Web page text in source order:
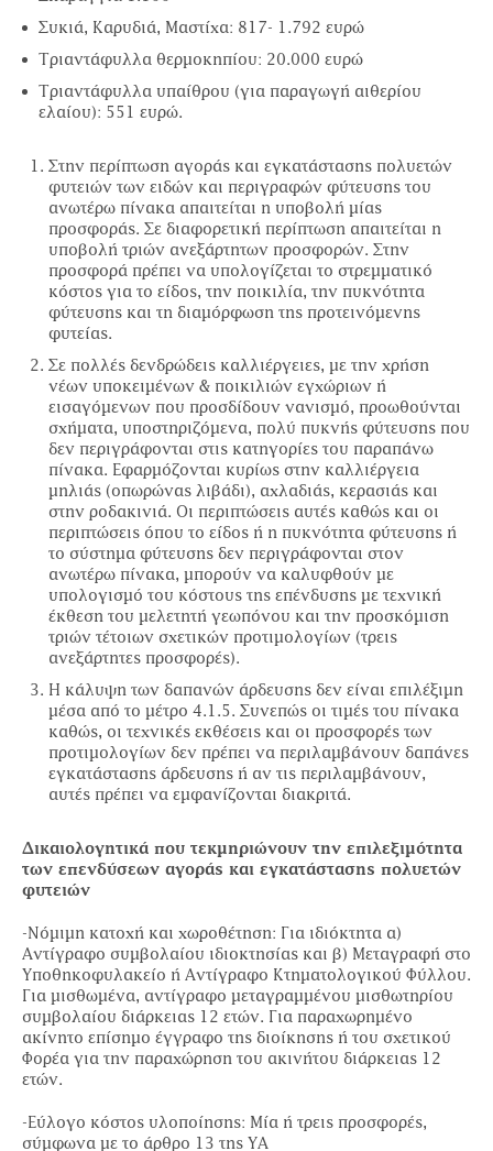
Συκιά, Καρυδιά, Μαστίχα: 817- 1.792 ευρώ
Τριαντάφυλλα θερµοκηπίου: 20.000 ευρώ
Τριαντάφυλλα υπαίθρου (για παραγωγή αιθερίου
ελαίου): 551 ευρώ.
Στην περίπτωση αγοράς και εγκατάστασης πολυετών
φυτειών των ειδών και περιγραφών φύτευσης του
ανωτέρω πίνακα απαιτείται η υποβολή μίας
προσφοράς. Σε διαφορετική περίπτωση απαιτείται η
υποβολή τριών ανεξάρτητων προσφορών. Στην
προσφορά πρέπει να υπολογίζεται το στρεμματικό
κόστος για το είδος, την ποικιλία, την πυκνότητα
φύτευσης και τη διαμόρφωση της προτεινόμενης
φυτείας.
Σε πολλές δενδρώδεις καλλιέργειες, με την χρήση
νέων υποκειμένων & ποικιλιών εγχώριων ή
εισαγόμενων που προσδίδουν νανισμό, προωθούνται
σχήματα, υποστηριζόμενα, πολύ πυκνής φύτευσης που
δεν περιγράφονται στις κατηγορίες του παραπάνω
πίνακα. Εφαρμόζονται κυρίως στην καλλιέργεια
μηλιάς (οπωρώνας λιβάδι), αχλαδιάς, κερασιάς και
στην ροδακινιά. Οι περιπτώσεις αυτές καθώς και οι
περιπτώσεις όπου το είδος ή η πυκνότητα φύτευσης ή
το σύστημα φύτευσης δεν περιγράφονται στον
ανωτέρω πίνακα, μπορούν να καλυφθούν με
υπολογισμό του κόστους της επένδυσης με τεχνική
έκθεση του μελετητή γεωπόνου και την προσκόμιση
τριών τέτοιων σχετικών προτιμολογίων (τρεις
ανεξάρτητες προσφορές).
Η κάλυψη των δαπανών άρδευσης δεν είναι επιλέξιμη
μέσα από το μέτρο 4.1.5. Συνεπώς οι τιμές του πίνακα
καθώς, οι τεχνικές εκθέσεις και οι προσφορές των
προτιμολογίων δεν πρέπει να περιλαμβάνουν δαπάνες
εγκατάστασης άρδευσης ή αν τις περιλαμβάνουν,
αυτές πρέπει να εμφανίζονται διακριτά.
Δικαιολογητικά που τεκμηριώνουν την επιλεξιμότητα
των επενδύσεων αγοράς και εγκατάστασης πολυετών
φυτειών
-Νόμιμη κατοχή και χωροθέτηση: Για ιδιόκτητα α)
Αντίγραφο συμβολαίου ιδιοκτησίας και β) Μεταγραφή στο
Υποθηκοφυλακείο ή Αντίγραφο Κτηματολογικού Φύλλου.
Για μισθωμένα, αντίγραφο μεταγραμμένου μισθωτηρίου
συμβολαίου διάρκειας 12 ετών. Για παραχωρημένο
ακίνητο επίσημο έγγραφο της διοίκησης ή του σχετικού
Φορέα για την παραχώρηση του ακινήτου διάρκειας 12
ετών.
-Εύλογο κόστος υλοποίησης: Μία ή τρεις προσφορές,
σύμφωνα με το άρθρο 13 της ΥΑ